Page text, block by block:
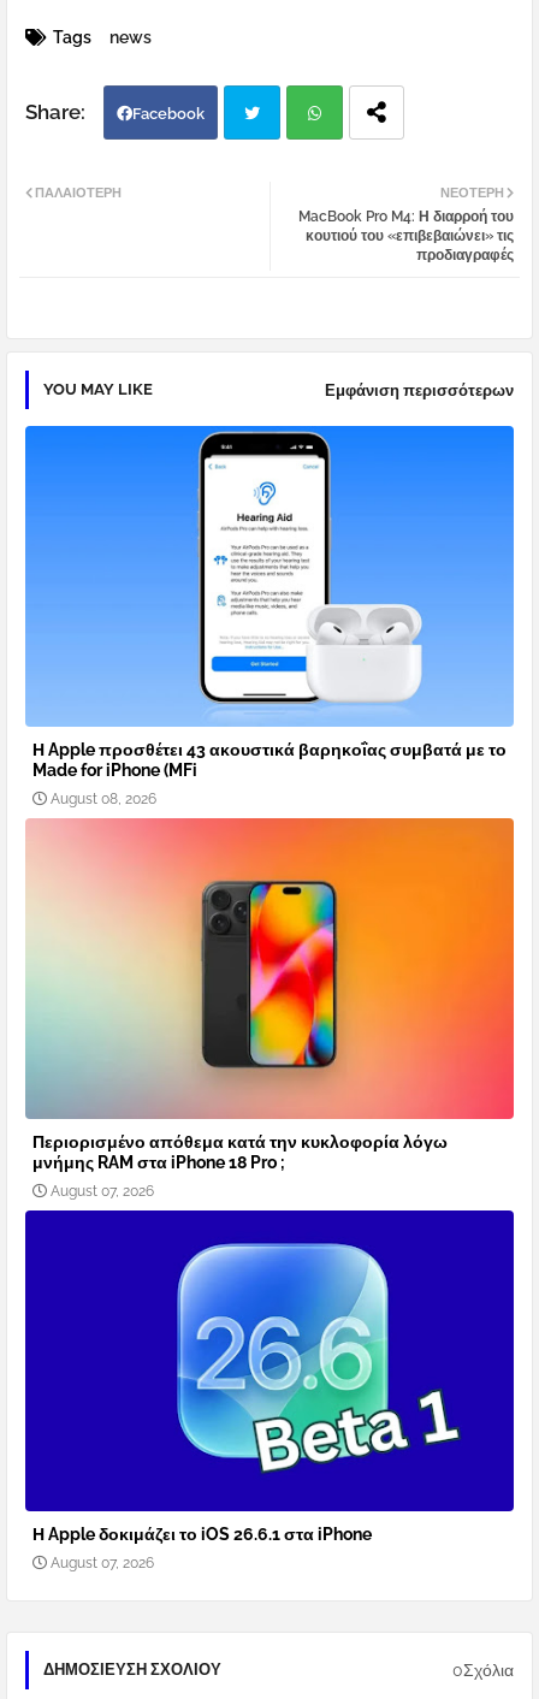
Tags news
Facebook
atsa
ΝΕΌΤΕΡΗ
MacBook Pro M4: Η διαρροή του
κουτιού του «επιβεβαιώνει» τις
προδιαγραφές
ΠΑΛΑΙΌΤΕΡΗ
YOU MAY LIKE Εμφάνιση περισσότερων
Η Apple προσθέτει 43 ακουστικά βαρηκοΐας συμβατά με το
Made for iPhone (MFi
August 08, 2026
Περιορισμένο απόθεμα κατά την κυκλοφορία λόγω
μνήμης RAM στα iPhone 18 Pro ;
August 07, 2026
Η Apple δοκιμάζει το iOS 26.6.1 στα iPhone
August 07, 2026
ΔΗΜΟΣΊΕΥΣΗ ΣΧΟΛΊΟΥ 0Σχόλια